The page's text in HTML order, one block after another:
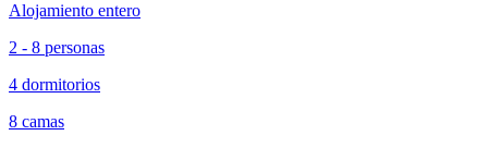
Alojamiento entero
2 - 8 personas
4 dormitorios
8 camas